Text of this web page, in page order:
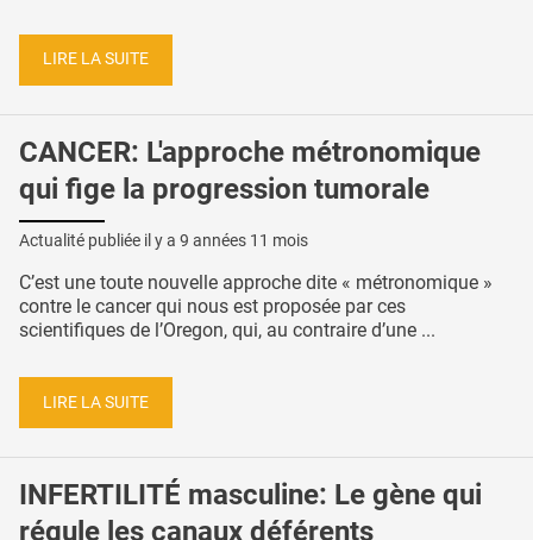
LIRE LA SUITE
CANCER: L'approche métronomique
qui fige la progression tumorale
Actualité publiée il y a 9 années 11 mois
C’est une toute nouvelle approche dite « métronomique »
contre le cancer qui nous est proposée par ces
scientifiques de l’Oregon, qui, au contraire d’une ...
LIRE LA SUITE
INFERTILITÉ masculine: Le gène qui
régule les canaux déférents